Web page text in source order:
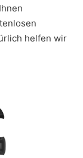
helfen wir